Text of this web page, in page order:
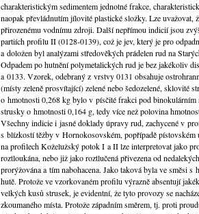
charakteristickým sedimentem jednotné frakce,
naopak převládnutím jílovité plastické složky. Lze
přirozenému vodnímu zdroji. Další nepřímou indicií jsou
partiích profilu II (0128-0139), což je jev, který je pro
a doložen byl analýzami středověkých prádelen rud na
Odpadem po hutnění polymetalických rud je bez jakékoliv
a 0133. Vzorek, odebraný z vrstvy 0131 obsahuje
(místy zeleně prosvítající) zelené nebo šedozelené, sklovité
o hmotnosti 0,268 kg bylo v písčité frakci pod binokulárním
strusky o hmotnosti 0,164 g, tedy více než polovina
Všechny indicie i jasné doklady úpravy rud, zachycené v
s blízkostí těžby v Hornokosovském, popřípadě pístovském
na profilech Koželužský potok I a II lze interpretovat jako
roztloukána, nebo již jako roztlučená přivezena od
prorýžována a tím nabohacena. Jako taková byla ve směsi
hutě. Protože ve vzorkovaném profilu výrazně absentují
velkých kusů strusek, je evidentní, že tyto provozy se
zkoumaného místa. Protože západním směrem, tj. proti